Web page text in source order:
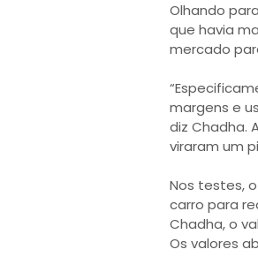
Olhando
que havia
mercado
margens e
diz Chadha.
viraram um
Nos testes,
carro para
Chadha, o
Os valores